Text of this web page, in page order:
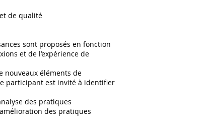
de qualité
sont proposés en fonction
et de l’expérience de
nouveaux éléments de
participant est invité à identifier
des pratiques
des pratiques